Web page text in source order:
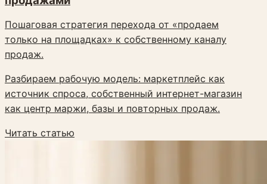
Пошаговая стратегия перехода от «продаем
только на площадках» к собственному каналу
продаж.
Разбираем рабочую модель: маркетплейс как
источник спроса, собственный интернет-магазин
как центр маржи, базы и повторных продаж.
Читать статью